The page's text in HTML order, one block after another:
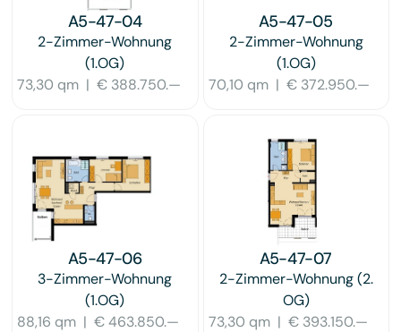
A5-47-04
2-Zimmer-Wohnung
(1.OG)
73,30 qm |€ 388.750.—
A5-47-05
2-Zimmer-Wohnung
(1.OG)
70,10 qm| € 372.950.—
A5-47-06
3-Zimmer-Wohnung
(1.OG)
88,16 qm |€ 463.850.—
A5-47-07
2-Zimmer-Wohnung(2.
OG)
73,30 qm| € 393.150.—